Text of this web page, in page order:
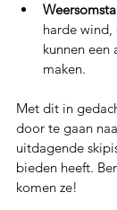
harde wind,
kunnen
maken.
Met dit in
door te gaan
uitdagende
bieden heeft.
komen ze!